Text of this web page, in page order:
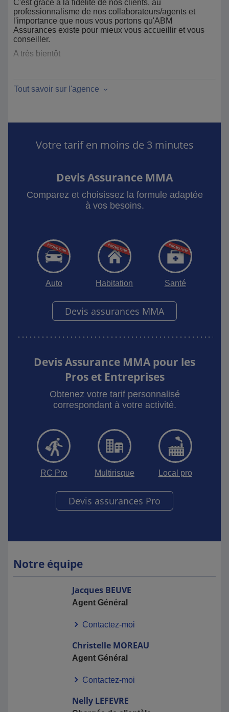
C'est grâce à la fidélité de nos clients, au
professionnalisme de nos collaborateurs/agents et
l'importance que nous vous portons qu'ABM
Assurances existe pour mieux vous accueillir et vous
conseiller.
A très bientôt
Tout savoir sur l'agence
Votre tarif en moins de 3 minutes
Devis Assurance MMA
Comparez et choisissez la formule adaptée
à vos besoins.
Auto Habitation Santé
Devis assurances MMA
Devis Assurance MMA pour les
Pros et Entreprises
Obtenez votre tarif personnalisé
correspondant à votre activité.
RC Pro Multirisque Local pro
Devis assurances Pro
Notre équipe
Jacques BEUVE
Agent Général
Contactez-moi
Christelle MOREAU
Agent Général
Contactez-moi
Nelly LEFEVRE